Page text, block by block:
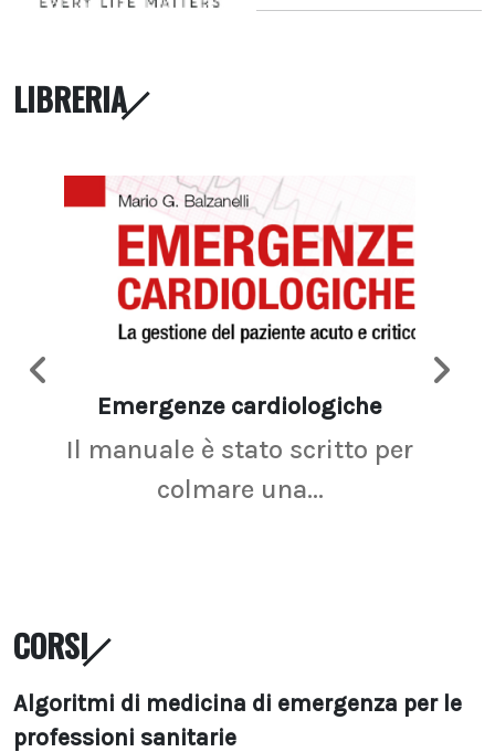
LIBRERIA
Emergenze cardiologiche
Il manuale è stato scritto per
colmare una...
CORSI
Algoritmi di medicina di emergenza per le
professioni sanitarie